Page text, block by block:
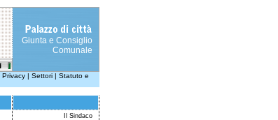
Giunta e Consiglio
Comunale
Privacy | Settori | Statuto e
Il Sindaco